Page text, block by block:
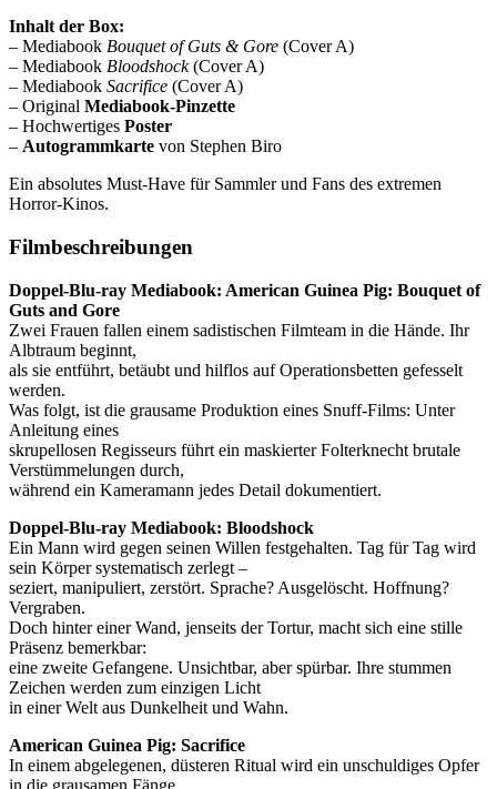
Inhalt der Box:
– Mediabook Bouquet of Guts & Gore (Cover A)
– Mediabook Bloodshock(Cover A)
– Mediabook Sacrifice (Cover A)
– Original Mediabook-Pinzette
– Hochwertiges Poster
– Autogrammkarte von Stephen Biro
Ein absolutes Must-Have für Sammler und Fans des extremen
Horror-Kinos.
Filmbeschreibungen
Doppel‐Blu‐ray Mediabook: American Guinea Pig: Bouquet of
Guts and Gore
Zwei Frauen fallen einem sadistischen Filmteam in die Hände. Ihr
Albtraum beginnt,
als sie entführt, betäubt und hilflos auf Operationsbetten gefesselt
werden.
Was folgt, ist die grausame Produktion eines Snuff‐Films: Unter
Anleitung eines
skrupellosen Regisseurs führt ein maskierter Folterknecht brutale
Verstümmelungen durch,
während ein Kameramann jedes Detail dokumentiert.
Doppel‐Blu-ray Mediabook: Bloodshock
Ein Mann wird gegen seinen Willen festgehalten. Tag für Tag wird
sein Körper systematisch zerlegt –
seziert, manipuliert, zerstört. Sprache? Ausgelöscht. Hoffnung?
Vergraben.
Doch hinter einer Wand, jenseits der Tortur, macht sich eine stille
Präsenz bemerkbar:
eine zweite Gefangene. Unsichtbar, aber spürbar. Ihre stummen
Zeichen werden zum einzigen Licht
in einer Welt aus Dunkelheit und Wahn.
American Guinea Pig: Sacrifice
In einem abgelegenen, düsteren Ritual wird ein unschuldiges Opfer
in die grausamen Fänge